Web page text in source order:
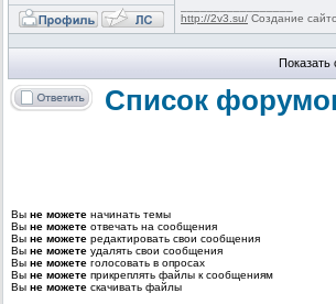
http://2v3.su/ Создание
Список
Вы не можете начинать темы
Вы не можете отвечать на сообщения
Вы не можете редактировать свои сообщения
Вы не можете удалять свои сообщения
Вы не можете голосовать в опросах
Вы не можете прикреплять файлы к сообщениям
Вы не можете скачивать файлы